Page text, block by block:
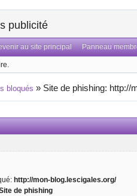
publicité
au site principal Panneau
bloqués » Site de phishing: http://
http://mon-blog.lescigales.org/
de phishing